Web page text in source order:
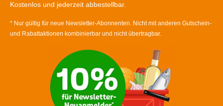
Kostenlos und jederzeit abbestellbar.
* Nur gültig für neue Newsletter-Abonnenten. Nicht mit anderen Gutschein-
und Rabattaktionen kombinierbar und nicht übertragbar.